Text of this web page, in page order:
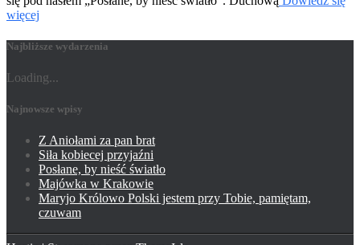
więcej
Najbliższe wydarzenia
Loading...
Najnowsze wpisy
Z Aniołami za pan brat
Siła kobiecej przyjaźni
Posłane, by nieść światło
Majówka w Krakowie
Maryjo Królowo Polski jestem przy Tobie, pamiętam,
czuwam